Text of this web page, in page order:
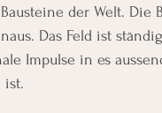
der Welt.
Das Feld ist
Impulse in es
ist.